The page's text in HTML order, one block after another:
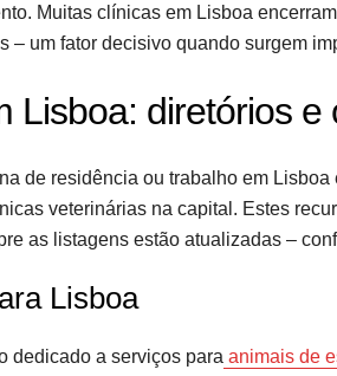
Muitas clínicas em Lisboa
– um fator decisivo quando surgem
Lisboa: diretórios
de residência ou trabalho em
veterinárias na capital. Estes
as listagens estão atualizadas –
Lisboa
dedicado a serviços para animais de